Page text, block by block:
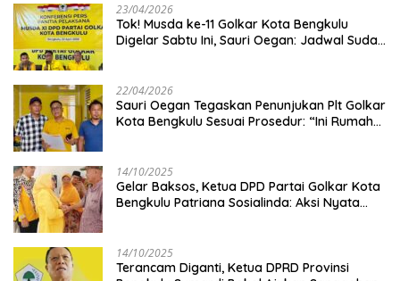
23/04/2026
‎Tok! Musda ke-11 Golkar Kota Bengkulu
Digelar Sabtu Ini, Sauri Oegan: Jadwal Sudah
22/04/2026
Sauri Oegan Tegaskan Penunjukan Plt Golkar
Kota Bengkulu Sesuai Prosedur: “Ini Rumah
14/10/2025
‎Gelar Baksos, Ketua DPD Partai Golkar Kota
Bengkulu Patriana Sosialinda: Aksi Nyata
14/10/2025
Terancam Diganti, Ketua DPRD Provinsi